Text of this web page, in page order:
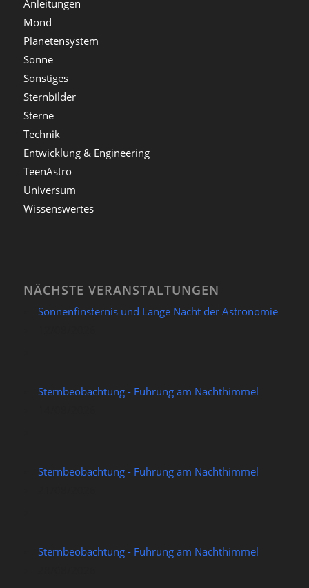
Anleitungen
Mond
Planetensystem
Sonne
Sonstiges
Sternbilder
Sterne
Technik
Entwicklung & Engineering
TeenAstro
Universum
Wissenswertes
NÄCHSTE VERANSTALTUNGEN
Sonnenfinsternis und Lange Nacht der Astronomie
Sternbeobachtung - Führung am Nachthimmel
Sternbeobachtung - Führung am Nachthimmel
Sternbeobachtung - Führung am Nachthimmel